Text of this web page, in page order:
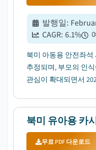
발행일:
CAGR: 6.1%
북미 아동용 안전좌석
추정되며, 부모의 인
관심이 확대되면서
북미 유아용 카
무료 PDF 다운로드